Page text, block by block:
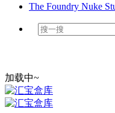
The Foundry Nuke
加载中~